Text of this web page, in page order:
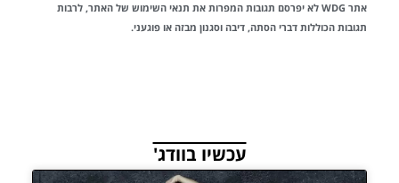
אתר WDG לא יפרסם תגובות המפרות את תנאי השימוש של האתר, לרבות
תגובות הכוללות דברי הסתה, דיבה וסגנון מבזה או פוגעני.
עכשיו בוודג'